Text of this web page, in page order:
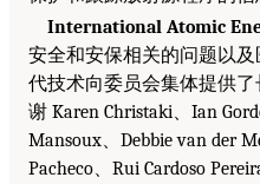
International Atomic
安全和安保相关的问题以
代技术向委员会集体提供
谢 Karen Christaki、Ian
Mansoux、Debbie van der
Pacheco、Rui Cardoso